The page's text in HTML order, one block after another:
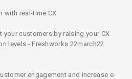
with real-time CX
your customers by raising your CX
levels - Freshworks 22march22
engagement and increase e-